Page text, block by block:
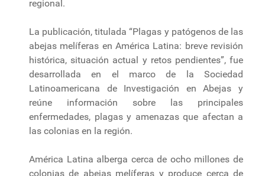
regional.
La publicación, titulada “Plagas y patógenos de las
abejas melíferas en América Latina: breve revisión
histórica, situación actual y retos pendientes”, fue
desarrollada en el marco de la Sociedad
Latinoamericana de Investigación en Abejas y
reúne información sobre las principales
enfermedades, plagas y amenazas que afectan a
las colonias en la región.
América Latina alberga cerca de ocho millones de
colonias de abejas melíferas y produce cerca de